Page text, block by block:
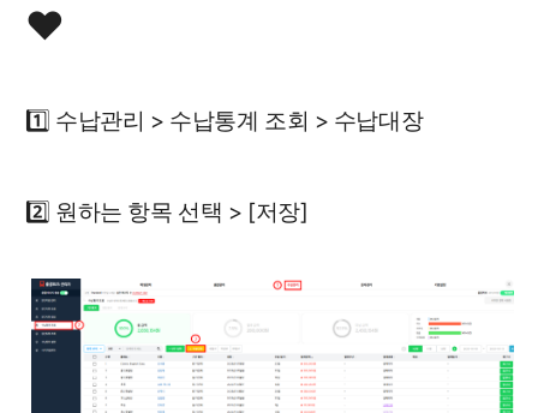
❤️
1️⃣ 수납관리 > 수납통계 조회 > 수납대장
2️⃣ 원하는 항목 선택 > [저장]